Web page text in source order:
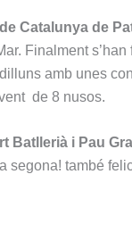
Catalunya de
Finalment
amb unes
de 8 nusos.
Batllerià i Pau
segona! també